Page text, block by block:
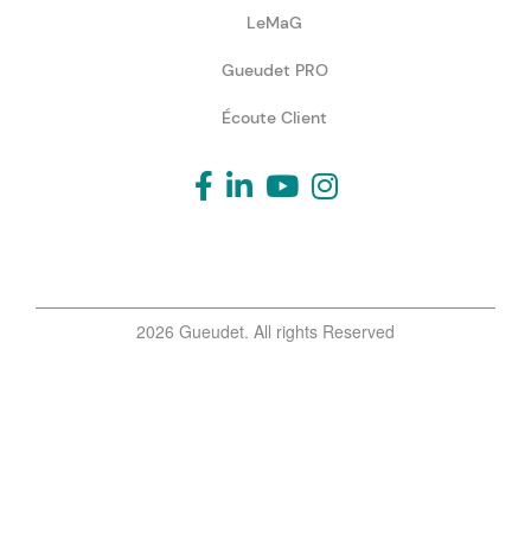
LeMaG
Gueudet PRO
Écoute Client
2026 Gueudet. All rights Reserved